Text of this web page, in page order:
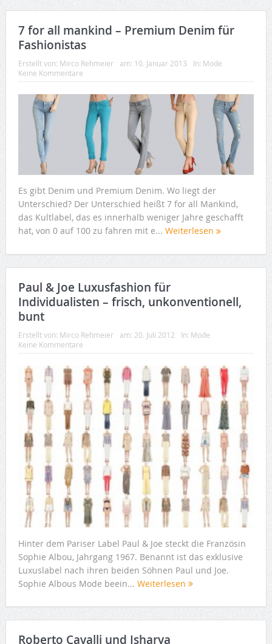
7 for all mankind – Premium Denim für
Fashionistas
Erstellt von: Mirco Rehmeier am: 10. Januar 2013 In: Mode
Keine Kommentare
Es gibt Denim und Premium Denim. Wo liegt der
Unterschied? Der Unterschied heißt 7 for all Mankind,
das Kultlabel, das es innerhalb weniger Jahre geschafft
hat, von 0 auf 100 zu fahren mit e... Weiterlesen
Paul & Joe Luxusfashion für
Individualisten – frisch, unkonventionell,
bunt
Erstellt von: Mirco Rehmeier am: 20. Juli 2012 In: Mode
Keine Kommentare
Hinter dem Pariser Label Paul & Joe steckt die Französin
Sophie Albou, Jahrgang 1967. Benannt ist das exklusive
Luxuslabel nach ihren beiden Söhnen Paul und Joe.
Sophie Albous Mode beein... Weiterlesen
Roberto Cavalli und Isharya